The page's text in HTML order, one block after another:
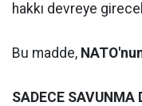
hakkı devreye
Bu madde,
SADECE SAVUNMA